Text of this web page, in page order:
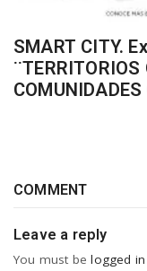
SMART CITY.
¨TERRITORIOS
COMMENT
Leave a reply
You must belogged in